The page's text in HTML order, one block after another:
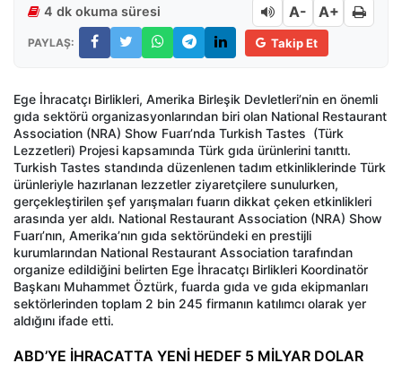
4 dk okuma süresi A- A+
PAYLAŞ: Takip Et
Ege İhracatçı Birlikleri, Amerika Birleşik Devletleri’nin en önemli
gıda sektörü organizasyonlarından biri olan National Restaurant
Association (NRA) Show Fuarı’nda Turkish Tastes (Türk
Lezzetleri) Projesi kapsamında Türk gıda ürünlerini tanıttı.
Turkish Tastes standında düzenlenen tadım etkinliklerinde Türk
ürünleriyle hazırlanan lezzetler ziyaretçilere sunulurken,
gerçekleştirilen şef yarışmaları fuarın dikkat çeken etkinlikleri
arasında yer aldı. National Restaurant Association (NRA) Show
Fuarı’nın, Amerika’nın gıda sektöründeki en prestijli
kurumlarından National Restaurant Association tarafından
organize edildiğini belirten Ege İhracatçı Birlikleri Koordinatör
Başkanı Muhammet Öztürk, fuarda gıda ve gıda ekipmanları
sektörlerinden toplam 2 bin 245 firmanın katılımcı olarak yer
aldığını ifade etti.
ABD’YE İHRACATTA YENİ HEDEF 5 MİLYAR DOLAR